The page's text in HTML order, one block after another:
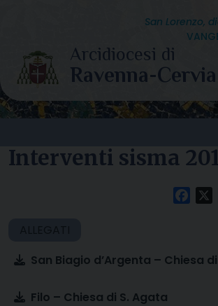
content
San Lorenzo,
Interventi sisma
San Biagio d’Argenta – Chiesa
Filo – Chiesa di S. Agata